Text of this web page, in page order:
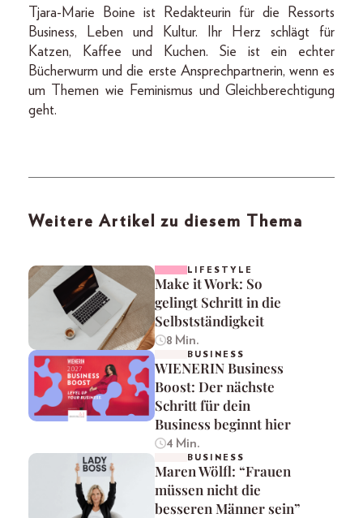
Tjara-Marie Boine ist Redakteurin für die Ressorts
Business, Leben und Kultur. Ihr Herz schlägt für
Katzen, Kaffee und Kuchen. Sie ist ein echter
Bücherwurm und die erste Ansprechpartnerin, wenn es
um Themen wie Feminismus und Gleichberechtigung
geht.
Weitere Artikel zu diesem Thema
LIFESTYLE
Make it Work: So
gelingt Schritt in die
Selbstständigkeit
8 Min.
BUSINESS
WIENERIN Business
Boost: Der nächste
Schritt für dein
Business beginnt hier
4 Min.
BUSINESS
Maren Wölfl: “Frauen
müssen nicht die
besseren Männer sein”